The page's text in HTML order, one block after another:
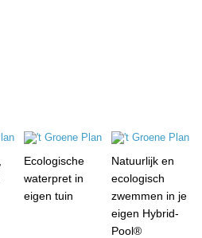
Ecologische
waterpret in
eigen tuin
Natuurlijk en
ecologisch
zwemmen in je
eigen Hybrid-
Pool®